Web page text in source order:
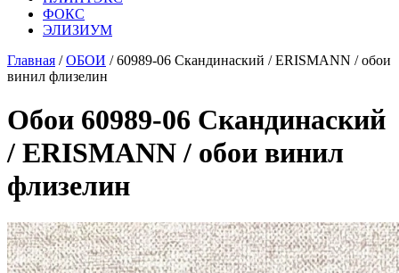
ФОКС
ЭЛИЗИУМ
Главная /ОБОИ / 60989-06 Скандинаский / ERISMANN / обои
винил флизелин
Обои 60989-06 Скандинаский
/ ERISMANN / обои винил
флизелин